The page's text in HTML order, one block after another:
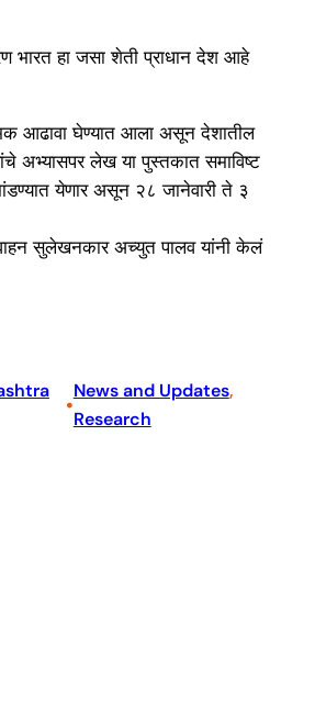
भारत हा जसा शेती प्राधान देश आहे
आढावा घेण्यात आला असून देशातील
अभ्यासपर लेख या पुस्तकात समाविष्ट
येणार असून २८ जानेवारी ते ३
आवाहन सुलेखनकार अच्युत पालव यांनी केलं
•
News and Updates
Research